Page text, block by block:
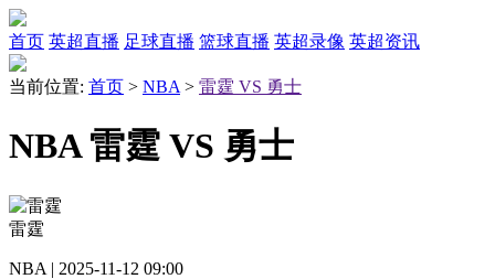
首页 英超直播 足球直播 篮球直播 英超录像 英超资讯
当前位置: 首页 > NBA > 雷霆 VS 勇士
NBA 雷霆 VS 勇士
雷霆
NBA | 2025-11-12 09:00